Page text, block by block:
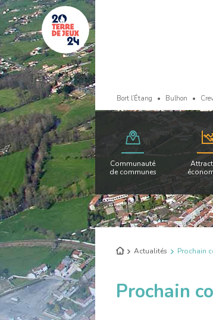
Bort l’Étang Bulhon
Communauté
de communes
Retour
Actualités Prochain
Prochain